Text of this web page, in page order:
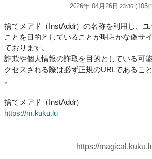
2026年 04月26日 23:36 (105日
捨てメアド（InstAddr）の名称を利用し、
ことを目的としていることが明らかな偽サ
ております。
詐欺や個人情報の詐取を目的としている可
クセスされる際は必ず正規のURLであるこ
。
捨てメアド（InstAddr）
https://m.kuku.lu
https://